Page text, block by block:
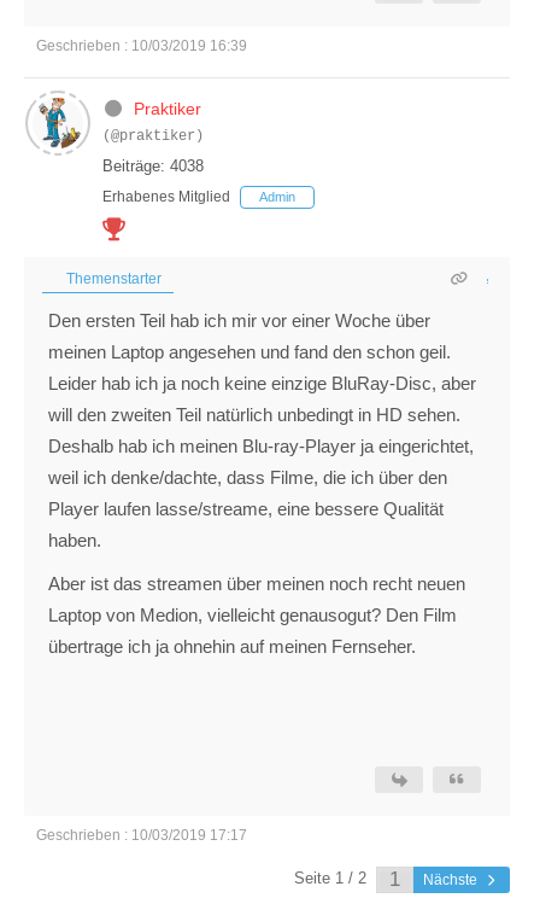
Geschrieben : 10/03/2019 16:39
Praktiker
(@praktiker)
Beiträge: 4038
Erhabenes Mitglied Admin
Themenstarter
Den ersten Teil hab ich mir vor einer Woche über
meinen Laptop angesehen und fand den schon geil.
Leider hab ich ja noch keine einzige BluRay-Disc, aber
will den zweiten Teil natürlich unbedingt in HD sehen.
Deshalb hab ich meinen Blu-ray-Player ja eingerichtet,
weil ich denke/dachte, dass Filme, die ich über den
Player laufen lasse/streame, eine bessere Qualität
haben.
Aber ist das streamen über meinen noch recht neuen
Laptop von Medion, vielleicht genausogut? Den Film
übertrage ich ja ohnehin auf meinen Fernseher.
Geschrieben : 10/03/2019 17:17
Seite 1 / 2 Nächste